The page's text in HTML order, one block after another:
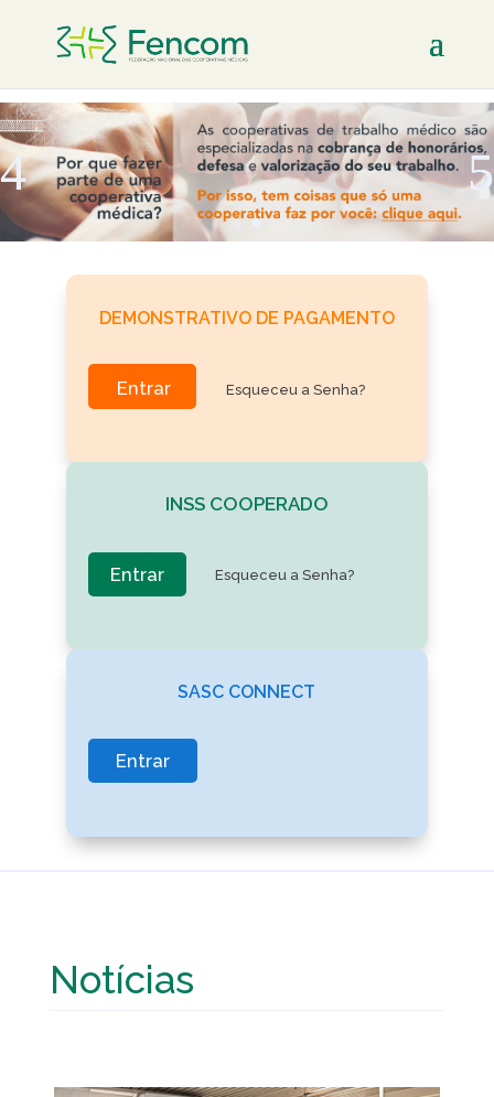
DEMONSTRATIVO DE PAGAMENTO
Entrar Esqueceu a Senha?
INSS COOPERADO
Entrar Esqueceu a Senha?
SASC CONNECT
Entrar
Notícias